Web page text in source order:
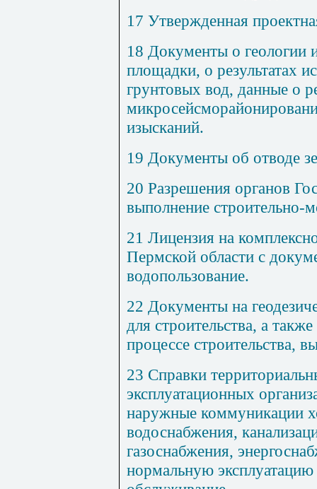
17 Утвержденная
18 Документы о геологии
площадки, о результатах
грунтовых вод, данные о
изысканий.
19 Документы об отводе
20 Разрешения органов
выполнение строительно-
21 Лицензия на
Пермской области с
водопользование.
22 Документы на
для строительства, а
процессе строительства,
23 Справки
эксплуатационных
наружные коммуникации
водоснабжения,
газоснабжения,
нормальную